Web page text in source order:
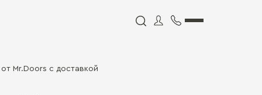
Mr.Doors с доставкой